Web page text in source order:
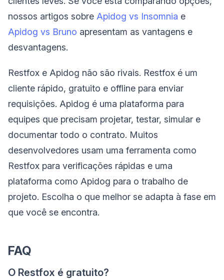
nossos artigos sobre Apidog vs Insomnia e
Apidog vs Bruno apresentam as vantagens e
desvantagens.
Restfox e Apidog não são rivais. Restfox é um
cliente rápido, gratuito e offline para enviar
requisições. Apidog é uma plataforma para
equipes que precisam projetar, testar, simular e
documentar todo o contrato. Muitos
desenvolvedores usam uma ferramenta como
Restfox para verificações rápidas e uma
plataforma como Apidog para o trabalho de
projeto. Escolha o que melhor se adapta à fase em
que você se encontra.
FAQ
O Restfox é gratuito?